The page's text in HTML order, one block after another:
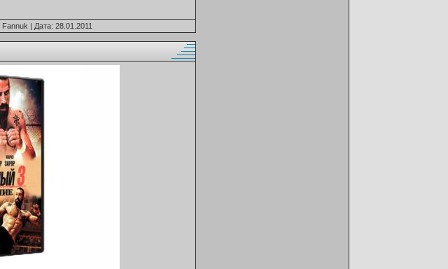
Fannuk | Дата: 28.01.2011